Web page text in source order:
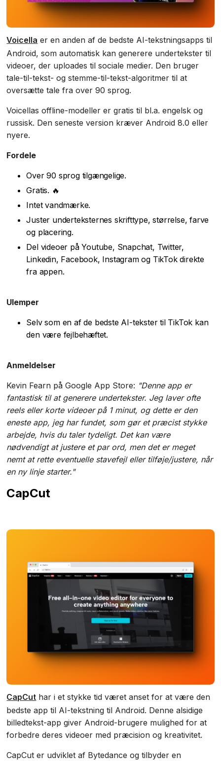
Voicella er en anden af de bedste AI-tekstningsapps til
Android, som automatisk kan generere undertekster til
videoer, der uploades til sociale medier. Den bruger
tale-til-tekst- og stemme-til-tekst-algoritmer til at
oversætte tale fra over 90 sprog.
Voicellas offline-modeller er gratis til bl.a. engelsk og
russisk. Den seneste version kræver Android 8.0 eller
nyere.
Fordele
Over 90 sprog tilgængelige.
Gratis. 🔥
Intet vandmærke.
Juster underteksternes skrifttype, størrelse, farve
og placering.
Del videoer på Youtube, Snapchat, Twitter,
Linkedin, Facebook, Instagram og TikTok direkte
fra appen.
Ulemper
Selv som en af de bedste AI-tekster til TikTok kan
den være fejlbehæftet.
Anmeldelser
Kevin Fearn på Google App Store: "Denne app er
fantastisk til at generere undertekster. Jeg laver ofte
reels eller korte videoer på 1 minut, og dette er den
eneste app, jeg har fundet, som gør et præcist stykke
arbejde, hvis du taler tydeligt. Det kan være
nødvendigt at justere et par ord, men det er meget
nemt at rette eventuelle stavefejl eller tilføje/justere, når
en ny linje starter."
CapCut
CapCut har i et stykke tid været anset for at være den
bedste app til AI-tekstning til Android. Denne alsidige
billedtekst-app giver Android-brugere mulighed for at
forbedre deres videoer med præcision og kreativitet.
CapCut er udviklet af Bytedance og tilbyder en